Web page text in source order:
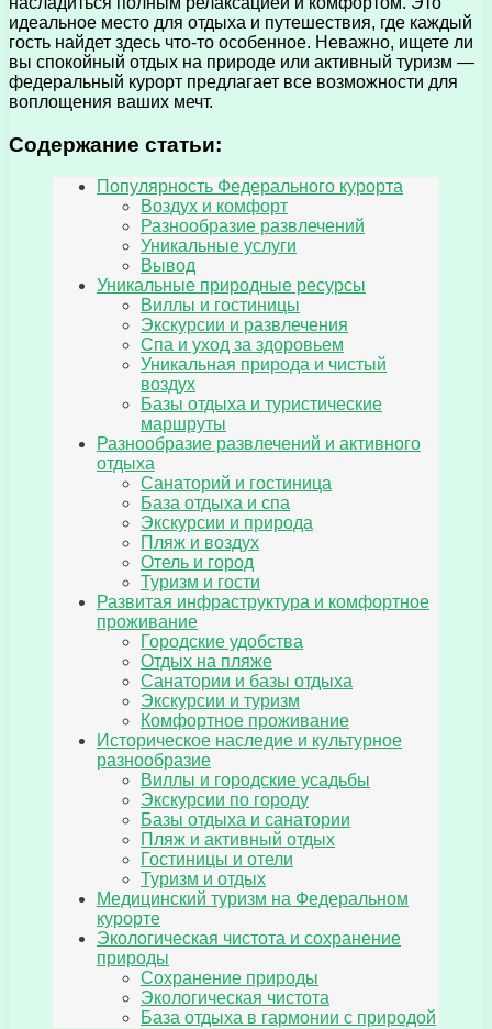
идеальное место для отдыха и путешествия, где каждый
гость найдет здесь что-то особенное. Неважно, ищете ли
вы спокойный отдых на природе или активный туризм —
федеральный курорт предлагает все возможности для
воплощения ваших мечт.
Содержание статьи:
Популярность Федерального курорта
Воздух и комфорт
Разнообразие развлечений
Уникальные услуги
Вывод
Уникальные природные ресурсы
Виллы и гостиницы
Экскурсии и развлечения
Спа и уход за здоровьем
Уникальная природа и чистый
воздух
Базы отдыха и туристические
маршруты
Разнообразие развлечений и активного
отдыха
Санаторий и гостиница
База отдыха и спа
Экскурсии и природа
Пляж и воздух
Отель и город
Туризм и гости
Развитая инфраструктура и комфортное
проживание
Городские удобства
Отдых на пляже
Санатории и базы отдыха
Экскурсии и туризм
Комфортное проживание
Историческое наследие и культурное
разнообразие
Виллы и городские усадьбы
Экскурсии по городу
Базы отдыха и санатории
Пляж и активный отдых
Гостиницы и отели
Туризм и отдых
Медицинский туризм на Федеральном
курорте
Экологическая чистота и сохранение
природы
Сохранение природы
Экологическая чистота
База отдыха в гармонии с природой